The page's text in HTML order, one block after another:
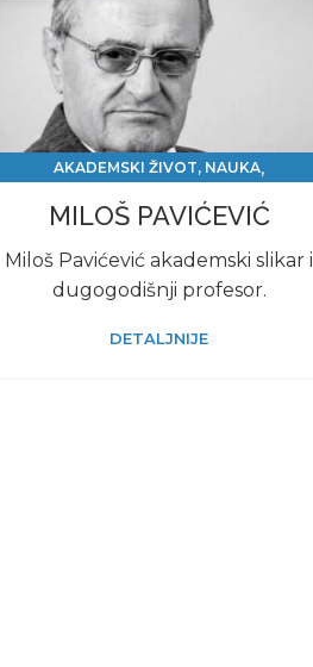
AKADEMSKI ŽIVOT, NAUKA,
KULTURA I UMETNOST
MILOŠ PAVIĆEVIĆ
Miloš Pavićević akademski slikar i
dugogodišnji profesor.
DETALJNIJE